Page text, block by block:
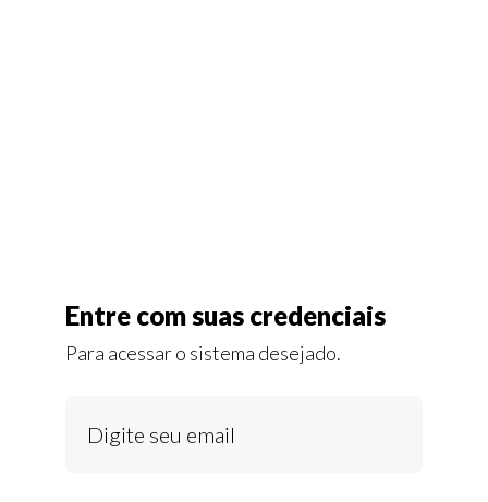
Entre com suas credenciais
Para acessar o sistema desejado.